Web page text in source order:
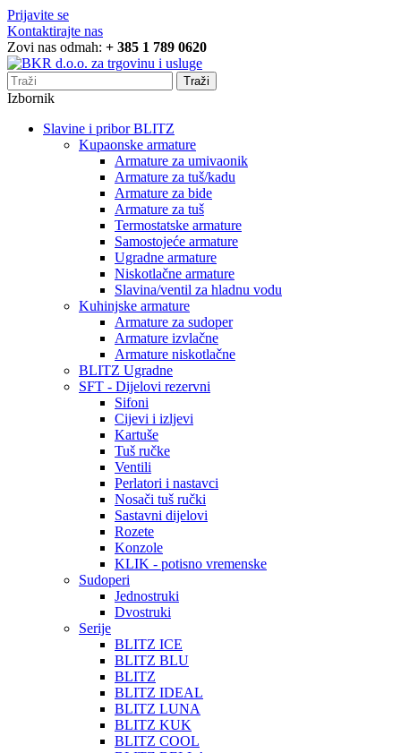
Prijavite se
Kontaktirajte nas
Zovi nas odmah: + 385 1 789 0620
Traži
Izbornik
Slavine i pribor BLITZ
Kupaonske armature
Armature za umivaonik
Armature za tuš/kadu
Armature za bide
Armature za tuš
Termostatske armature
Samostojeće armature
Ugradne armature
Niskotlačne armature
Slavina/ventil za hladnu vodu
Kuhinjske armature
Armature za sudoper
Armature izvlačne
Armature niskotlačne
BLITZ Ugradne
SFT - Dijelovi rezervni
Sifoni
Cijevi i izljevi
Kartuše
Tuš ručke
Ventili
Perlatori i nastavci
Nosači tuš ručki
Sastavni dijelovi
Rozete
Konzole
KLIK - potisno vremenske
Sudoperi
Jednostruki
Dvostruki
Serije
BLITZ ICE
BLITZ BLU
BLITZ
BLITZ IDEAL
BLITZ LUNA
BLITZ KUK
BLITZ COOL